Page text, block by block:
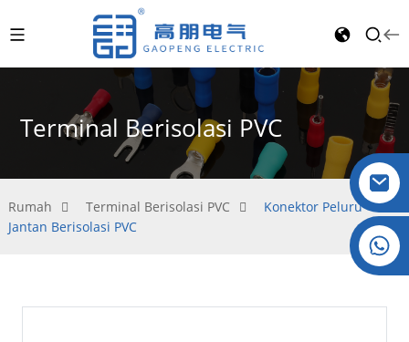
Terminal Berisolasi PVC
Rumah Terminal Berisolasi PVC
Konektor Peluru
Jantan Berisolasi PVC